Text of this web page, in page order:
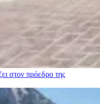
στον πρόεδρο της